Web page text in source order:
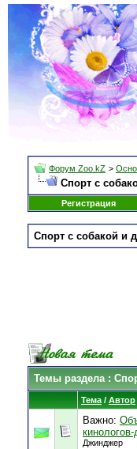
Форум Zoo.kZ >
Спорт с
Регистрация
Спорт с собакой и
Темы раздела:
Тема / Автор
Важно:
Джинджер